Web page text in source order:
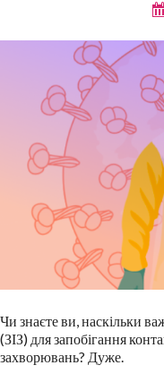
Чи знаєте ви, наскільки
(ЗІЗ) для запобігання
захворювань? Дуже.